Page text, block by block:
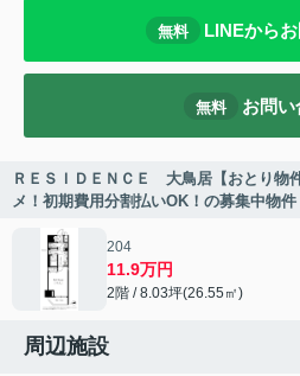
無料 LINEから
無料 お問い
ＲＥＳＩＤＥＮＣＥ 大鳥居【おとり物
メ！初期費用分割払いOK！の募集中物件
204
11.9万円
2階 / 8.03坪(26.55㎡)
周辺施設